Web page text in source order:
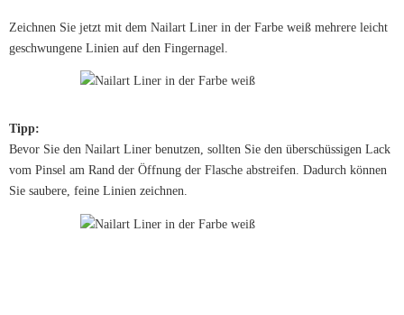
Zeichnen Sie jetzt mit dem Nailart Liner in der Farbe weiß mehrere leicht
geschwungene Linien auf den Fingernagel.
Tipp:
Bevor Sie den Nailart Liner benutzen, sollten Sie den überschüssigen Lack
vom Pinsel am Rand der Öffnung der Flasche abstreifen. Dadurch können
Sie saubere, feine Linien zeichnen.